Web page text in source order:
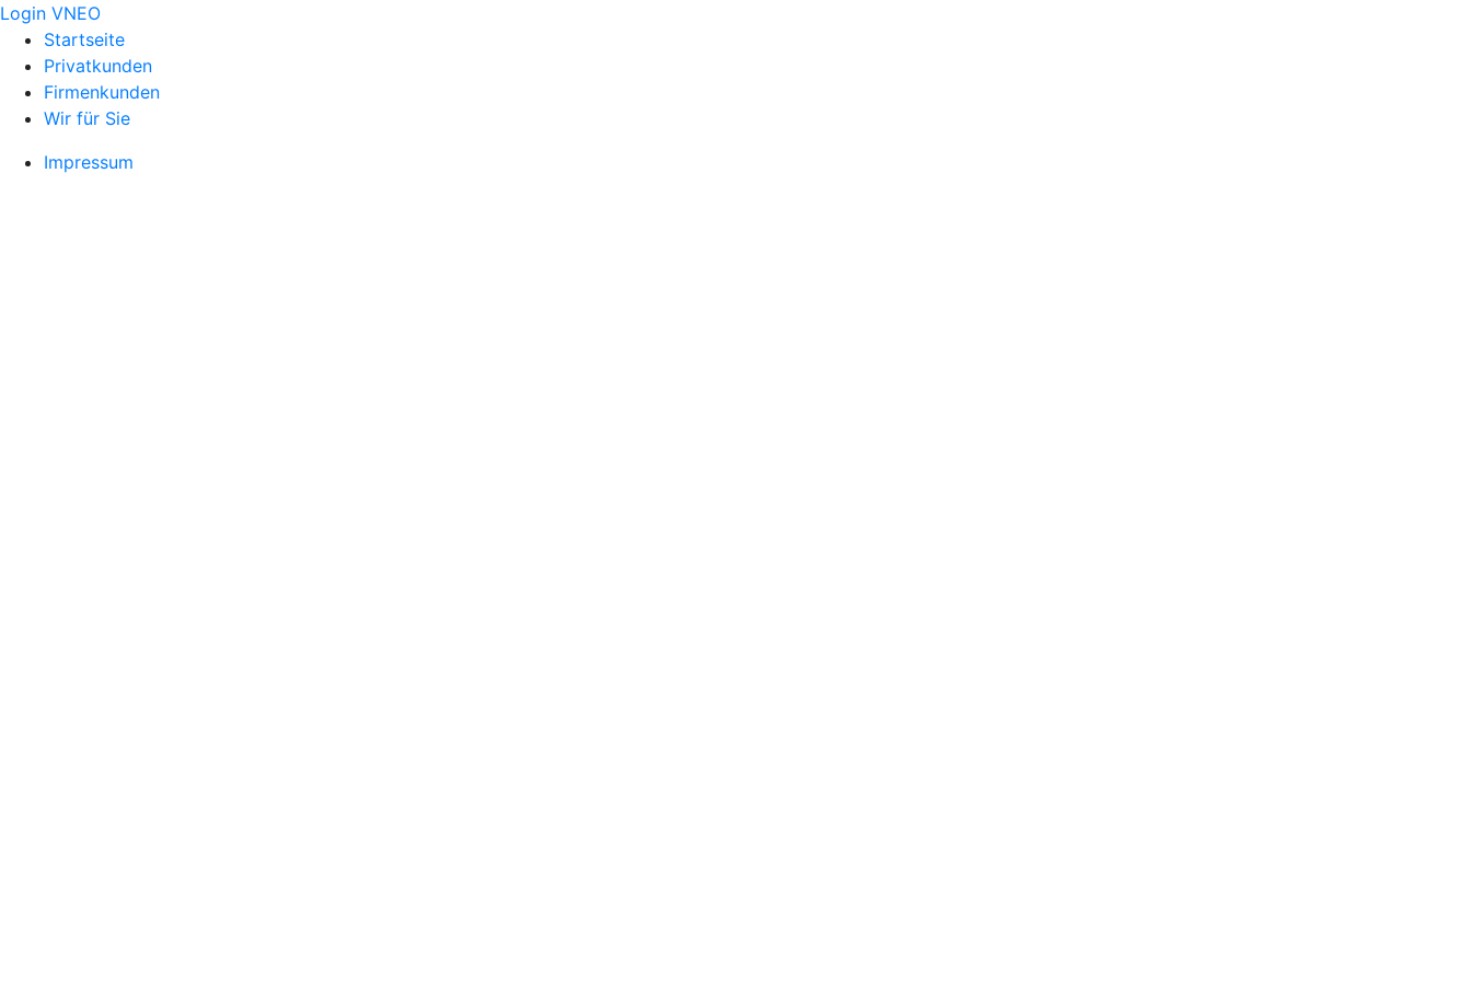
Login VNEO
Startseite
Privatkunden
Firmenkunden
Wir für Sie
Impressum